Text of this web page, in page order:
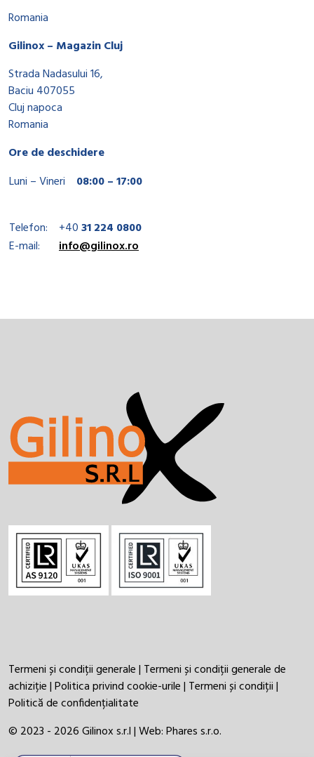
Romania
Gilinox – Magazin Cluj
Strada Nadasului 16,
Baciu 407055
Cluj napoca
Romania
Ore de deschidere
Luni – Vineri
08:00 – 17:00
Telefon: +4031 224 0800
E-mail:
info@gilinox.ro
Termeni și condiții generale| Termeni și condiții generale de
achiziție|Politica privind cookie-urile| Termeni și condiții|
Politică de confidențialitate
© 2023 - 2026 Gilinox s.r.l | Web:Phares s.r.o.